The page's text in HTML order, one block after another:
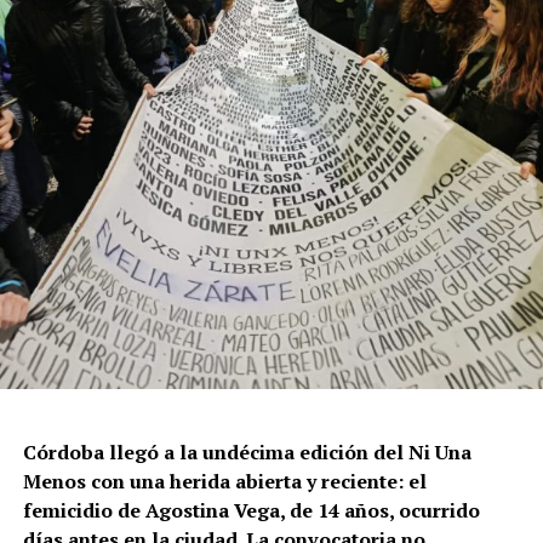
Por Francisco Pandolfi
Córdoba llegó a la undécima edición del Ni Una
Menos con una herida abierta y reciente: el
femicidio de Agostina Vega, de 14 años, ocurrido